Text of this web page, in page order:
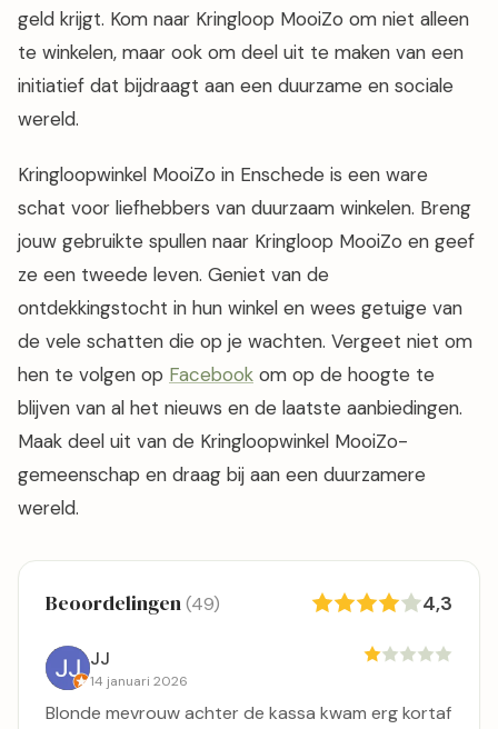
geld krijgt. Kom naar Kringloop MooiZo om niet alleen
te winkelen, maar ook om deel uit te maken van een
initiatief dat bijdraagt aan een duurzame en sociale
wereld.
Kringloopwinkel MooiZo in Enschede is een ware
schat voor liefhebbers van duurzaam winkelen. Breng
jouw gebruikte spullen naar Kringloop MooiZo en geef
ze een tweede leven. Geniet van de
ontdekkingstocht in hun winkel en wees getuige van
de vele schatten die op je wachten. Vergeet niet om
hen te volgen op Facebook om op de hoogte te
blijven van al het nieuws en de laatste aanbiedingen.
Maak deel uit van de Kringloopwinkel MooiZo-
gemeenschap en draag bij aan een duurzamere
wereld.
Beoordelingen(49) 4,3
JJ
14 januari 2026
Blonde mevrouw achter de kassa kwam erg kortaf